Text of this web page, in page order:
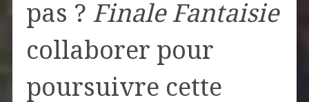
pas ? Finale Fantaisie
collaborer pour
poursuivre cette